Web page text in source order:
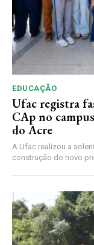
EDUCAÇÃO
Ufac registra
CAp no
do Acre
A Ufac realizou a
construção do novo